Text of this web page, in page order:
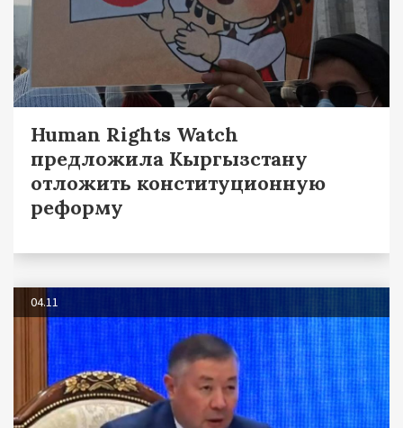
Human Rights Watch
предложила Кыргызстану
отложить конституционную
реформу
04.11